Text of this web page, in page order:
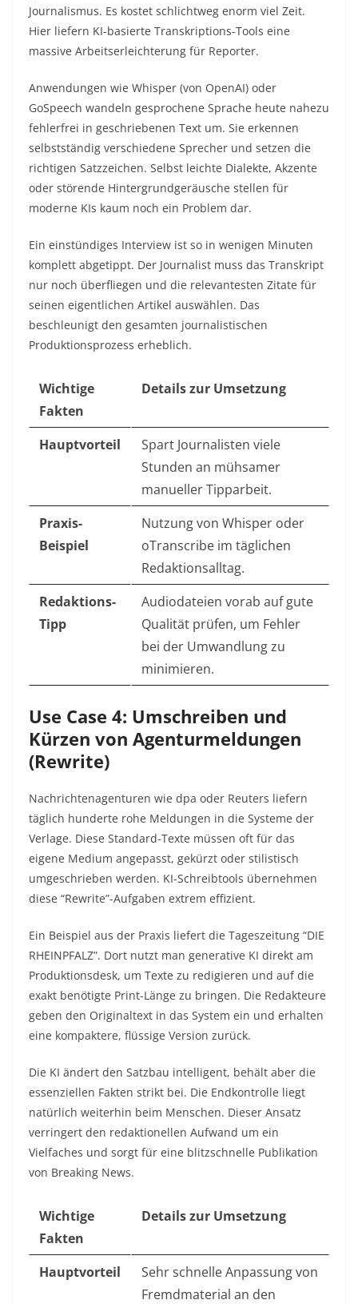
Journalismus. Es kostet schlichtweg enorm viel Zeit.
Hier liefern KI-basierte Transkriptions-Tools eine
massive Arbeitserleichterung für Reporter.
Anwendungen wie Whisper (von OpenAI) oder
GoSpeech wandeln gesprochene Sprache heute nahezu
fehlerfrei in geschriebenen Text um. Sie erkennen
selbstständig verschiedene Sprecher und setzen die
richtigen Satzzeichen. Selbst leichte Dialekte, Akzente
oder störende Hintergrundgeräusche stellen für
moderne KIs kaum noch ein Problem dar.
Ein einstündiges Interview ist so in wenigen Minuten
komplett abgetippt. Der Journalist muss das Transkript
nur noch überfliegen und die relevantesten Zitate für
seinen eigentlichen Artikel auswählen. Das
beschleunigt den gesamten journalistischen
Produktionsprozess erheblich.
Wichtige
Fakten
Details zur Umsetzung
Hauptvorteil
Spart Journalisten viele
Stunden an mühsamer
manueller Tipparbeit.
Praxis-
Beispiel
Nutzung von Whisper oder
oTranscribe im täglichen
Redaktionsalltag.
Redaktions-
Tipp
Audiodateien vorab auf gute
Qualität prüfen, um Fehler
bei der Umwandlung zu
minimieren.
Use Case 4: Umschreiben und
Kürzen von Agenturmeldungen
(Rewrite)
Nachrichtenagenturen wie dpa oder Reuters liefern
täglich hunderte rohe Meldungen in die Systeme der
Verlage. Diese Standard-Texte müssen oft für das
eigene Medium angepasst, gekürzt oder stilistisch
umgeschrieben werden. KI-Schreibtools übernehmen
diese “Rewrite”-Aufgaben extrem effizient.
Ein Beispiel aus der Praxis liefert die Tageszeitung “DIE
RHEINPFALZ”. Dort nutzt man generative KI direkt am
Produktionsdesk, um Texte zu redigieren und auf die
exakt benötigte Print-Länge zu bringen. Die Redakteure
geben den Originaltext in das System ein und erhalten
eine kompaktere, flüssige Version zurück.
Die KI ändert den Satzbau intelligent, behält aber die
essenziellen Fakten strikt bei. Die Endkontrolle liegt
natürlich weiterhin beim Menschen. Dieser Ansatz
verringert den redaktionellen Aufwand um ein
Vielfaches und sorgt für eine blitzschnelle Publikation
von Breaking News.
Wichtige
Fakten
Details zur Umsetzung
Hauptvorteil
Sehr schnelle Anpassung von
Fremdmaterial an den